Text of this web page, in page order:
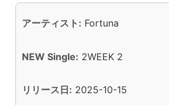
アーティスト: Fortuna
NEW Single: 2WEEK 2
リリース日: 2025-10-15